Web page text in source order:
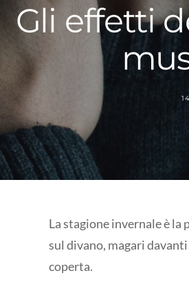
Gli effetti
La stagione invernale è la
sul divano, magari
coperta.